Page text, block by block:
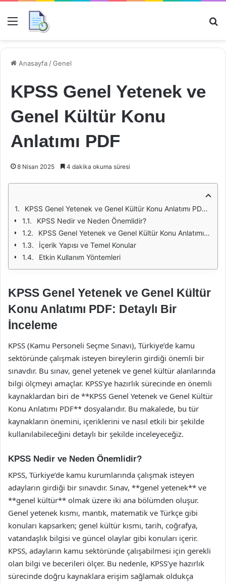
Menü
Anasayfa /Genel
KPSS Genel Yetenek ve
Genel Kültür Konu
Anlatımı PDF
8 Nisan 2025 4 dakika okuma süresi
KPSS Genel Yetenek ve Genel Kültür Konu Anlatımı PDF: Detaylı Bir İnceleme
KPSS Nedir ve Neden Önemlidir?
KPSS Genel Yetenek ve Genel Kültür Konu Anlatımı PDF'nin Önemi
İçerik Yapısı ve Temel Konular
Etkin Kullanım Yöntemleri
KPSS Genel Yetenek ve Genel Kültür
Konu Anlatımı PDF: Detaylı Bir
İnceleme
KPSS (Kamu Personeli Seçme Sınavı), Türkiye’de kamu
sektöründe çalışmak isteyen bireylerin girdiği önemli bir
sınavdır. Bu sınav, genel yetenek ve genel kültür alanlarında
bilgi ölçmeyi amaçlar. KPSS’ye hazırlık sürecinde en önemli
kaynaklardan biri de **KPSS Genel Yetenek ve Genel Kültür
Konu Anlatımı PDF** dosyalarıdır. Bu makalede, bu tür
kaynakların önemini, içeriklerini ve nasıl etkili bir şekilde
kullanılabileceğini detaylı bir şekilde inceleyeceğiz.
KPSS Nedir ve Neden Önemlidir?
KPSS, Türkiye’de kamu kurumlarında çalışmak isteyen
adayların girdiği bir sınavdır. Sınav, **genel yetenek** ve
**genel kültür** olmak üzere iki ana bölümden oluşur.
Genel yetenek kısmı, mantık, matematik ve Türkçe gibi
konuları kapsarken; genel kültür kısmı, tarih, coğrafya,
vatandaşlık bilgisi ve güncel olaylar gibi konuları içerir.
KPSS, adayların kamu sektöründe çalışabilmesi için gerekli
olan bilgi ve becerileri ölçer. Bu nedenle, KPSS’ye hazırlık
sürecinde doğru kaynaklara erişim sağlamak oldukça